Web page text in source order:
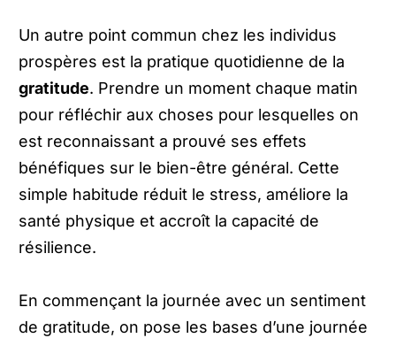
Un autre point commun chez les individus
prospères est la pratique quotidienne de la
gratitude. Prendre un moment chaque matin
pour réfléchir aux choses pour lesquelles on
est reconnaissant a prouvé ses effets
bénéfiques sur le bien-être général. Cette
simple habitude réduit le stress, améliore la
santé physique et accroît la capacité de
résilience.
En commençant la journée avec un sentiment
de gratitude, on pose les bases d’une journée